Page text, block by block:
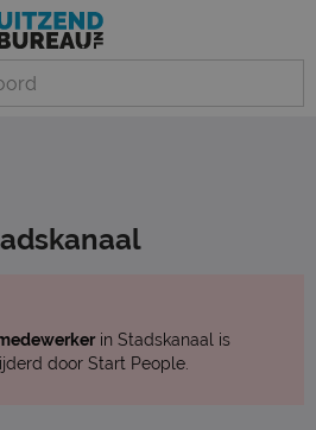
in Stadskanaal is
door Start People.